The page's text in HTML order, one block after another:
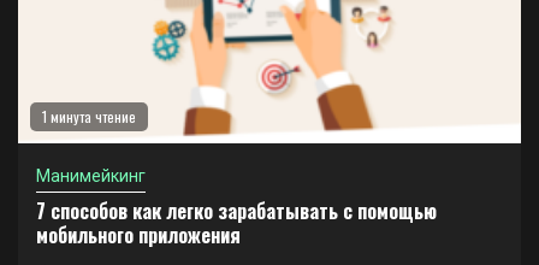
1 минута чтение
Манимейкинг
7 способов как легко зарабатывать с помощью
мобильного приложения